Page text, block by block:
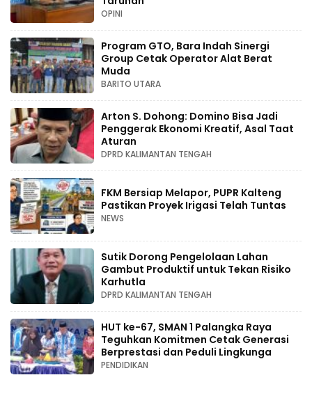
OPINI
Program GTO, Bara Indah Sinergi
Group Cetak Operator Alat Berat
Muda
BARITO UTARA
Arton S. Dohong: Domino Bisa Jadi
Penggerak Ekonomi Kreatif, Asal Taat
Aturan
DPRD KALIMANTAN TENGAH
FKM Bersiap Melapor, PUPR Kalteng
Pastikan Proyek Irigasi Telah Tuntas
NEWS
Sutik Dorong Pengelolaan Lahan
Gambut Produktif untuk Tekan Risiko
Karhutla
DPRD KALIMANTAN TENGAH
HUT ke-67, SMAN 1 Palangka Raya
Teguhkan Komitmen Cetak Generasi
Berprestasi dan Peduli Lingkunga
PENDIDIKAN